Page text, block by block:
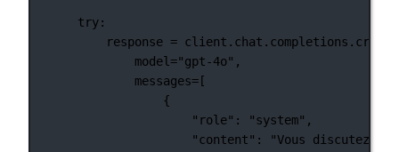
try:
response =
model="gpt-4o" ,
messages=[
{
"role" : "system" ,
"content" :
"Vous discutez